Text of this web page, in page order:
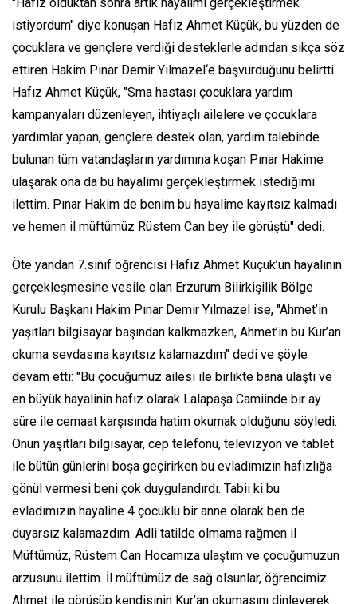
"Hafız olduktan sonra artık hayalimi gerçekleştirmek
istiyordum" diye konuşan Hafız Ahmet Küçük, bu yüzden de
çocuklara ve gençlere verdiği desteklerle adından sıkça söz
ettiren Hakim Pınar Demir Yılmazel‘e başvurduğunu belirtti.
Hafız Ahmet Küçük, "Sma hastası çocuklara yardım
kampanyaları düzenleyen, ihtiyaçlı ailelere ve çocuklara
yardımlar yapan, gençlere destek olan, yardım talebinde
bulunan tüm vatandaşların yardımına koşan Pınar Hakime
ulaşarak ona da bu hayalimi gerçekleştirmek istediğimi
ilettim. Pınar Hakim de benim bu hayalime kayıtsız kalmadı
ve hemen il müftümüz Rüstem Can bey ile görüştü" dedi.
Öte yandan 7.sınıf öğrencisi Hafız Ahmet Küçük’ün hayalinin
gerçekleşmesine vesile olan Erzurum Bilirkişilik Bölge
Kurulu Başkanı Hakim Pınar Demir Yılmazel ise, "Ahmet’in
yaşıtları bilgisayar başından kalkmazken, Ahmet’in bu Kur’an
okuma sevdasına kayıtsız kalamazdım" dedi ve şöyle
devam etti: "Bu çocuğumuz ailesi ile birlikte bana ulaştı ve
en büyük hayalinin hafız olarak Lalapaşa Camiinde bir ay
süre ile cemaat karşısında hatim okumak olduğunu söyledi.
Onun yaşıtları bilgisayar, cep telefonu, televizyon ve tablet
ile bütün günlerini boşa geçirirken bu evladımızın hafızlığa
gönül vermesi beni çok duygulandırdı. Tabii ki bu
evladımızın hayaline 4 çocuklu bir anne olarak ben de
duyarsız kalamazdım. Adli tatilde olmama rağmen il
Müftümüz, Rüstem Can Hocamıza ulaştım ve çocuğumuzun
arzusunu ilettim. İl müftümüz de sağ olsunlar, öğrencimiz
Ahmet ile görüşüp kendisinin Kur’an okumasını dinleyerek